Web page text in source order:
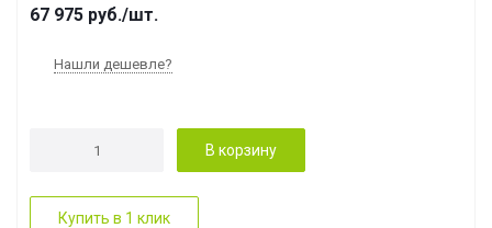
67 975 руб./шт.
Нашли дешевле?
В корзину
Купить в 1 клик